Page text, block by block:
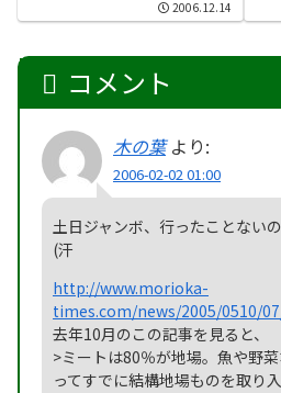
2006.12.14
コメント
木の葉 より:
2006-02-02 01:00
土日ジャンボ、行ったことない
(汗
http://www.morioka-
times.com/news/2005/0510/
去年10月のこの記事を見ると、
>ミートは80％が地場。魚や野
ってすでに結構地場ものを取り